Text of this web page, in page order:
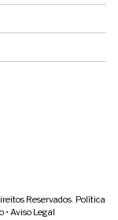
Reservados. Política
• Aviso Legal